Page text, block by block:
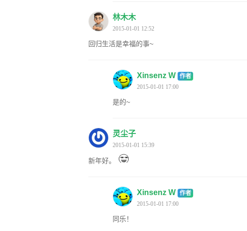
林木木
2015-01-01 12:52
回归生活是幸福的事~
Xinsenz W 作者
2015-01-01 17:00
是的~
灵尘子
2015-01-01 15:39
新年好。
Xinsenz W 作者
2015-01-01 17:00
同乐！